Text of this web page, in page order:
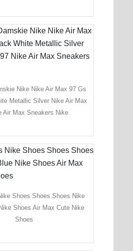
Nike Nike Air Max 97 Gs
Metallic Silver Nike Air Max
Air Max Sneakers Nike
Shoes Shoes Shoes Nike
Shoes Air Max Cute Nike
Shoes